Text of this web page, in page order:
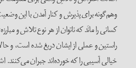
وهم‌گونه‌ برای پذیرش و کنار آمدن با این
کسانی را مانَد که ناتوان از هر نوع تلاش و
راستین و عملی از ایشان دریغ شده است، و
خیالی آسیبی را که خورده‌اند جبران